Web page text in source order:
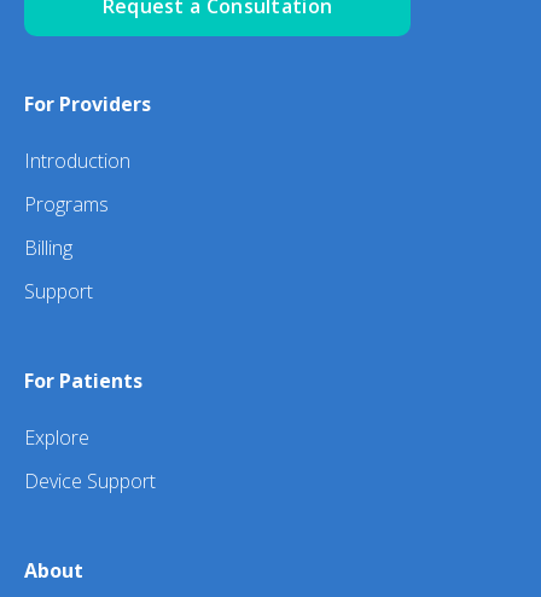
Request a Consultation
For Providers
Introduction
Programs
Billing
Support
For Patients
Explore
Device Support
About